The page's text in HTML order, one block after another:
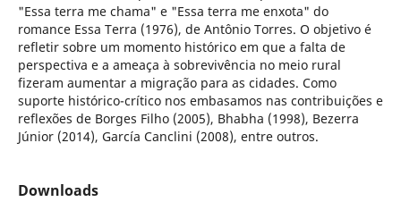
"Essa terra me chama" e "Essa terra me enxota" do
romance Essa Terra (1976), de Antônio Torres. O objetivo é
refletir sobre um momento histórico em que a falta de
perspectiva e a ameaça à sobrevivência no meio rural
fizeram aumentar a migração para as cidades. Como
suporte histórico-crítico nos embasamos nas contribuições e
reflexões de Borges Filho (2005), Bhabha (1998), Bezerra
Júnior (2014), García Canclini (2008), entre outros.
Downloads